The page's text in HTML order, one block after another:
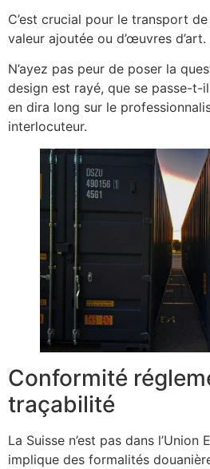
C’est crucial pour le transport
valeur ajoutée ou d’œuvres d’art.
N’ayez pas peur de poser la
design est rayé, que se passe-t-
en dira long sur le
interlocuteur.
Conformité
traçabilité
La Suisse n’est pas dans l’Union
implique des formalités